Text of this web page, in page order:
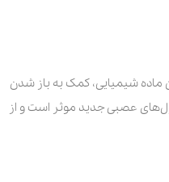
ماده شیمیایی، کمک به باز شدن
عصبی جدید موثر است و از